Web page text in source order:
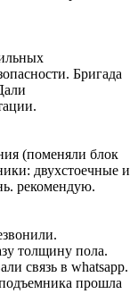
Бригада
(поменяли блок
двухстоечные и
рекомендую.
толщину пола.
связь в whatsapp.
прошла